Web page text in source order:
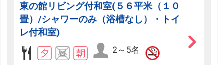
東の館リビング付和室(５６平米（１０
畳）/シャワーのみ（浴槽なし）・トイ
レ付和室)
2～5名